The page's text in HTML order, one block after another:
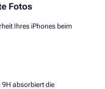
Fotos
Ihres iPhones beim
9H absorbiert die